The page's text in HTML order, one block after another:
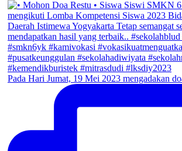
Pada Hari Jumat, 19 Mei 2023 mengadakan